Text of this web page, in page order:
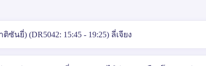
ยี่) (DR5042: 15:45 - 19:25) ลี่เจียง